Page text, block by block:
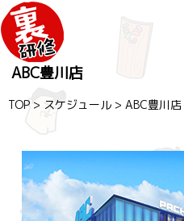
ABC豊川店
TOP > スケジュール > ABC豊川店